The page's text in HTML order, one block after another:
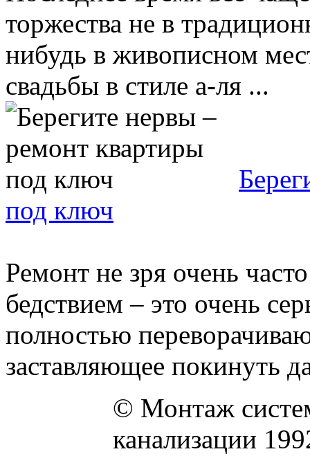
торжества не в
нибудь в живописном
свадьбы в стиле а-ля ...
под ключ
Ремонт не зря очень
бедствием – это очень
полностью
заставляющее покинуть
© Монтаж
канализации